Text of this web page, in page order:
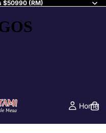
$50990 (RM)
Home